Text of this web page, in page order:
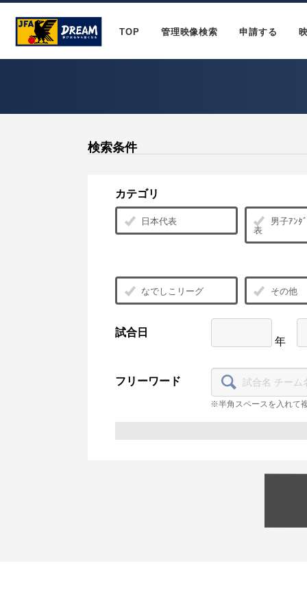
TOP 管理映像検索 申請する
検索条件
カテゴリ
日本代表
男子ｱﾝﾀ
表
なでしこリーグ その他
試合日
年
フリーワード
※半角スペースを入れて